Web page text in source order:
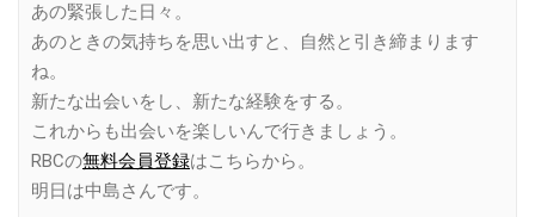
あの緊張した日々。
あのときの気持ちを思い出すと、自然と引き締まります
ね。
新たな出会いをし、新たな経験をする。
これからも出会いを楽しいんで行きましょう。
RBCの無料会員登録はこちらから。
明日は中島さんです。